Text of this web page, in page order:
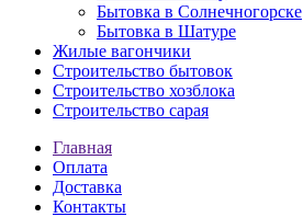
Бытовка в Солнечногорске
Бытовка в Шатуре
Жилые вагончики
Строительство бытовок
Строительство хозблока
Строительство сарая
Главная
Оплата
Доставка
Контакты